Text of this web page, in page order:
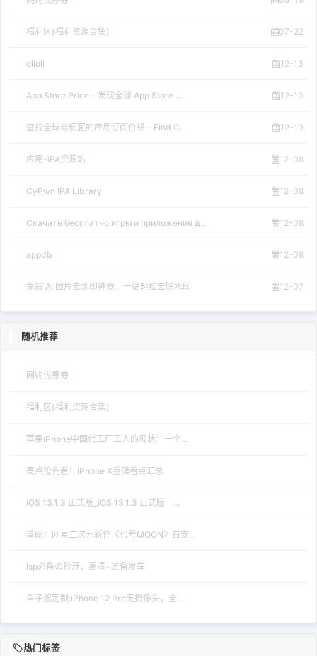
福利区(福利资源合集) 07-22
olioli 12-13
App Store Price - 发现全球 App Store ... 12-10
查找全球最便宜的应用订阅价格 - Find C... 12-10
应用-iPA资源站 12-08
CyPwn IPA Library 12-08
Скачать бесплатно игры и приложения д... 12-08
appdb 12-08
免费 AI 图片去水印神器，一键轻松去除水印 12-07
随机推荐
网购优惠券
福利区(福利资源合集)
苹果iPhone中国代工厂工人的现状：一个...
亮点抢先看！iPhone X重磅看点汇总
iOS 13.1.3 正式版_iOS 13.1.3 正式版一...
重磅！网易二次元新作《代号MOON》首支...
lsp必备の秒开、高清~准备发车
鱼子酱定制:iPhone 12 Pro无摄像头，全...
热门标签